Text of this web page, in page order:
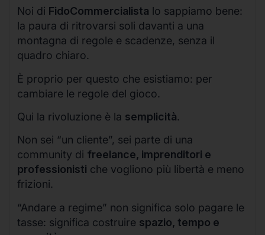
Noi di FidoCommercialista lo sappiamo bene:
la paura di ritrovarsi soli davanti a una
montagna di regole e scadenze, senza il
quadro chiaro.
È proprio per questo che esistiamo: per
cambiare le regole del gioco.
Qui la rivoluzione è la semplicità.
Non sei “un cliente”, sei parte di una
community di freelance, imprenditori e
professionisti che vogliono più libertà e meno
frizioni.
“Andare a regime” non significa solo pagare le
tasse: significa costruire spazio, tempo e